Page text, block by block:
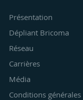
Présentation
Dépliant Bricoma
Réseau
Carrières
Média
Conditions